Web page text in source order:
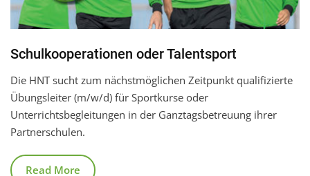
Schulkooperationen oder Talentsport
Die HNT sucht zum nächstmöglichen Zeitpunkt qualifizierte
Übungsleiter (m/w/d) für Sportkurse oder
Unterrichtsbegleitungen in der Ganztagsbetreuung ihrer
Partnerschulen.
Read More